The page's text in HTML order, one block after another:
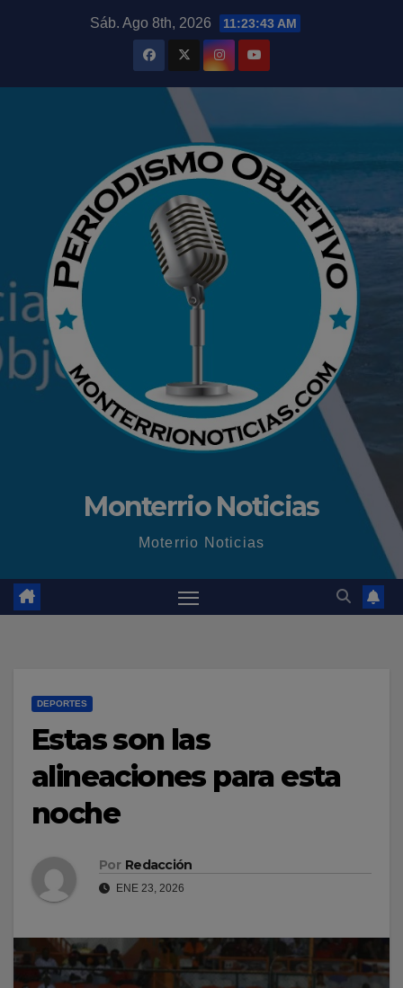
Sáb. Ago 8th, 2026 11:23:44 AM
Monterrio Noticias
Moterrio Noticias
DEPORTES
Estas son las
alineaciones para esta
noche
Por Redacción
ENE 23, 2026
modal-check